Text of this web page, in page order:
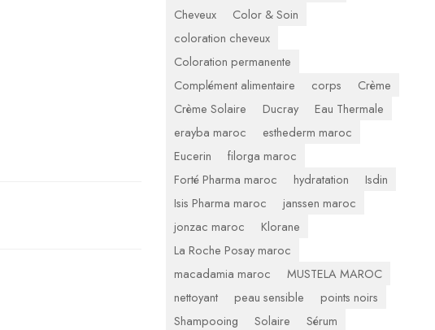
Cheveux
Color & Soin
coloration cheveux
Coloration permanente
Complément alimentaire
corps
Crème
Crème Solaire
Ducray
Eau Thermale
erayba maroc
esthederm maroc
Eucerin
filorga maroc
Forté Pharma maroc
hydratation
Isdin
Isis Pharma maroc
janssen maroc
jonzac maroc
Klorane
La Roche Posay maroc
macadamia maroc
MUSTELA MAROC
nettoyant
peau sensible
points noirs
Shampooing
Solaire
Sérum